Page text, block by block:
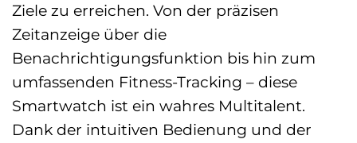
Ziele zu erreichen. Von der präzisen
Zeitanzeige über die
Benachrichtigungsfunktion bis hin zum
umfassenden Fitness-Tracking – diese
Smartwatch ist ein wahres Multitalent.
Dank der intuitiven Bedienung und der